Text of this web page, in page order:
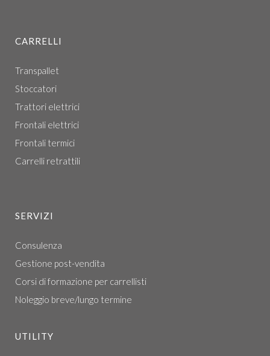
CARRELLI
Transpallet
Stoccatori
Trattori elettrici
Frontali elettrici
Frontali termici
Carrelli retrattili
SERVIZI
Consulenza
Gestione post-vendita
Corsi di formazione per carrellisti
Noleggio breve/lungo termine
UTILITY